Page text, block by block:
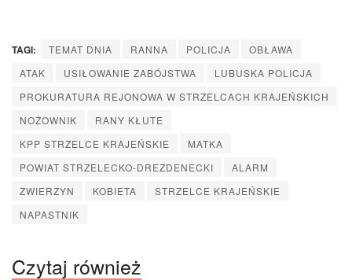
TAGI: TEMAT DNIA RANNA POLICJA
OBŁAWA
ATAK
USIŁOWANIE ZABÓJSTWA
LUBUSKA POLICJA
PROKURATURA REJONOWA W STRZELCACH KRAJEŃSKICH
NOŻOWNIK
RANY KŁUTE
KPP STRZELCE KRAJEŃSKIE
MATKA
POWIAT STRZELECKO-DREZDENECKI
ALARM
ZWIERZYN
KOBIETA
STRZELCE KRAJEŃSKIE
NAPASTNIK
Czytaj również